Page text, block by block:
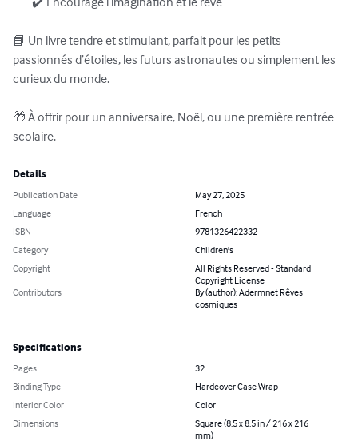
📘 Un livre tendre et stimulant, parfait pour les petits
passionnés d’étoiles, les futurs astronautes ou simplement les
curieux du monde.
🎁 À offrir pour un anniversaire, Noël, ou une première rentrée
scolaire.
Details
Publication Date
May 27, 2025
Language
French
ISBN
9781326422332
Category
Children's
Copyright
All Rights Reserved - Standard
Copyright License
Contributors By (author): Adermnet Rêves
cosmiques
Specifications
Pages
32
Binding Type
Hardcover Case Wrap
Interior Color
Color
Dimensions
Square (8.5 x 8.5 in / 216 x 216
mm)